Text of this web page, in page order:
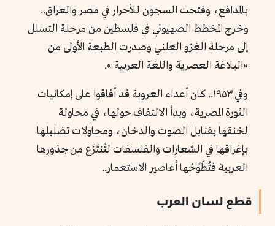
بالمدافع، وفتحت السجون للأحرار في مصر والعراق..
وخرج المخطط الصهيوني في فلسطين من مرحلة التسلل
إلى مرحلة الغزو العلني وصدرت الطبعة الأولى من
«البلاغة العصرية واللغة العربية ».
وفي ١٩٥٣.. كان أعداء العروبة قد أفاقوا على إمكانيات
الثورة المصرية، وبدأ الالتفاف حولها، في محاولة
لخنقها بقنابل الصوت والدخان، ومحاولات تضليلها
بإغراقها في الشعارات والفلسفات لتُنتَزَع من جذورها
العربية فتُطَوِّحُها أعاصير الاستعمار..
قطع لسان العرب